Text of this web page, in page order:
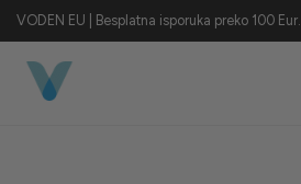
VODEN EU | Besplatna isporuka preko 100 Eur.